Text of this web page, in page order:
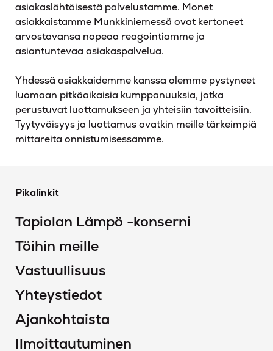
asiakaslähtöisestä palvelustamme. Monet
asiakkaistamme Munkkiniemessä ovat kertoneet
arvostavansa nopeaa reagointiamme ja
asiantuntevaa asiakaspalvelua.
Yhdessä asiakkaidemme kanssa olemme pystyneet
luomaan pitkäaikaisia kumppanuuksia, jotka
perustuvat luottamukseen ja yhteisiin tavoitteisiin.
Tyytyväisyys ja luottamus ovatkin meille tärkeimpiä
mittareita onnistumisessamme.
Pikalinkit
Tapiolan Lämpö -konserni
Töihin meille
Vastuullisuus
Yhteystiedot
Ajankohtaista
Ilmoittautuminen